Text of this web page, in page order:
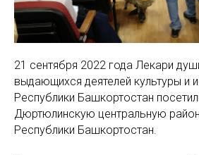
21 сентября 2022 года Лекари
выдающихся деятелей культуры и
Республики Башкортостан
Дюртюлинскую центральную
Республики Башкортостан.